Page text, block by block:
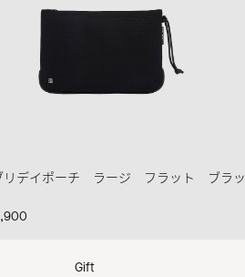
リデイポーチ ラージ フラット ブラッ
Gift